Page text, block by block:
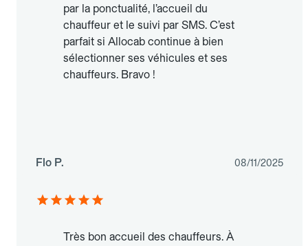
par la ponctualité, l’accueil du
chauffeur et le suivi par SMS. C’est
parfait si Allocab continue à bien
sélectionner ses véhicules et ses
chauffeurs. Bravo !
Flo P. 08/11/2025
Très bon accueil des chauffeurs. À